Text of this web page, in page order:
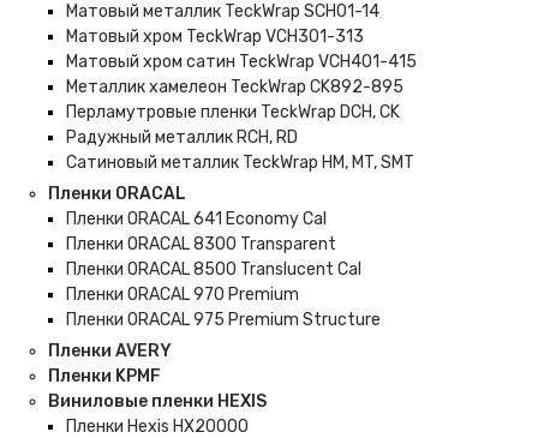
Матовый металлик TeckWrap SCH01-14
Матовый хром TeckWrap VCH301-313
Матовый хром сатин TeckWrap VCH401-415
Металлик хамелеон TeckWrap CK892-895
Перламутровые пленки TeckWrap DCH, CK
Радужный металлик RCH, RD
Сатиновый металлик TeckWrap HM, MT, SMT
Пленки ORACAL
Пленки ORACAL 641 Economy Cal
Пленки ORACAL 8300 Transparent
Пленки ORACAL 8500 Translucent Cal
Пленки ORACAL 970 Premium
Пленки ORACAL 975 Premium Structure
Пленки AVERY
Пленки KPMF
Виниловые пленки HEXIS
Пленки Hexis HX20000